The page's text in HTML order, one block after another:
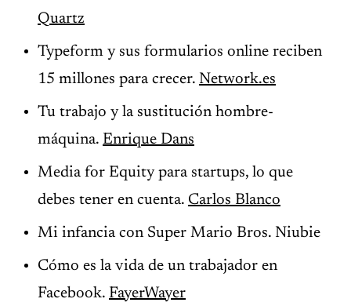
Quartz
Typeform y sus formularios online reciben
15 millones para crecer. Network.es
Tu trabajo y la sustitución hombre-
máquina. Enrique Dans
Media for Equity para startups, lo que
debes tener en cuenta. Carlos Blanco
Mi infancia con Super Mario Bros. Niubie
Cómo es la vida de un trabajador en
Facebook. FayerWayer